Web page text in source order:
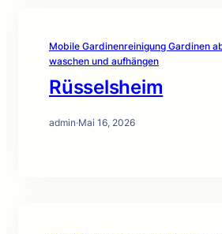
Mobile Gardinenreinigung Gardinen
waschen und aufhängen
Rüsselsheim
admin·Mai 16, 2026